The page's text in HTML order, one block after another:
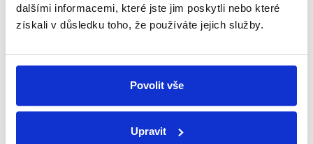
dalšími informacemi, které jste jim poskytli nebo které
získali v důsledku toho, že používáte jejich služby.
Povolit vše
Upravit
Předseda KSČM Vojtěch Filip byl hostem pořadu
Dvacet minut Radiožurnálu. Hlavním tématem
Filipova reakce na zprávu Národního úřadu pro...